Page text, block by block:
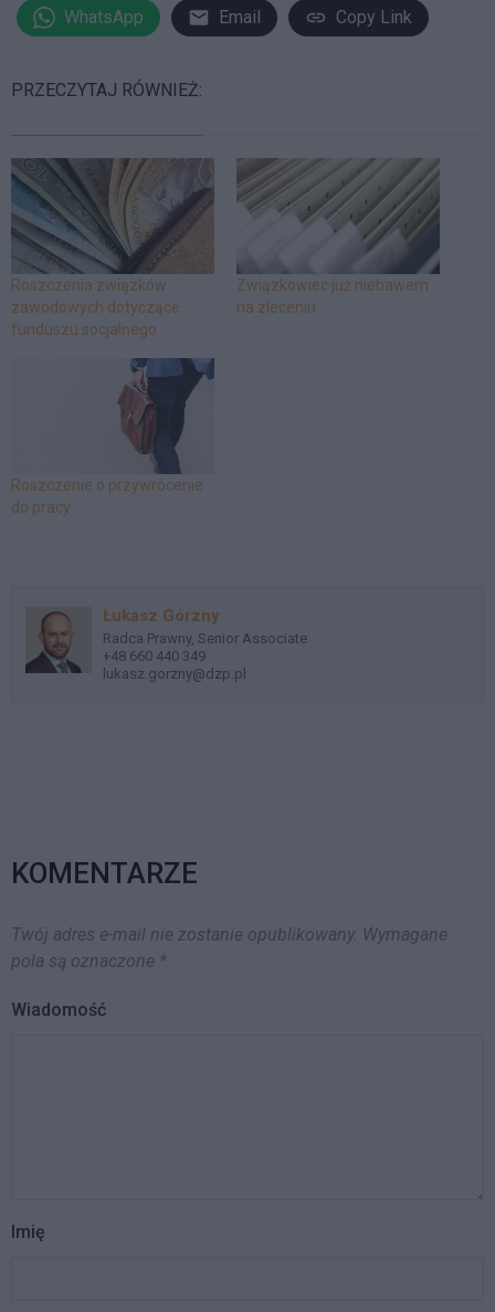
WhatsApp Email Copy Link
PRZECZYTAJ RÓWNIEŻ:
Roszczenia związków
zawodowych dotyczące
funduszu socjalnego
Związkowiec już niebawem
na zleceniu
Roszczenie o przywrócenie
do pracy
Łukasz Górzny
Radca Prawny, Senior Associate
+48 660 440 349
lukasz.gorzny@dzp.pl
KOMENTARZE
Twój adres e-mail nie zostanie opublikowany. Wymagane
pola są oznaczone *
Wiadomość
Imię